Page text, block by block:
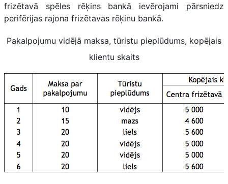
frizētavā spēles rēķins bankā ievērojami pārsniedz
perifērijas rajona frizētavas rēķinu bankā.
Pakalpojumu vidējā maksa, tūristu pieplūdums, kopējais
klientu skaits